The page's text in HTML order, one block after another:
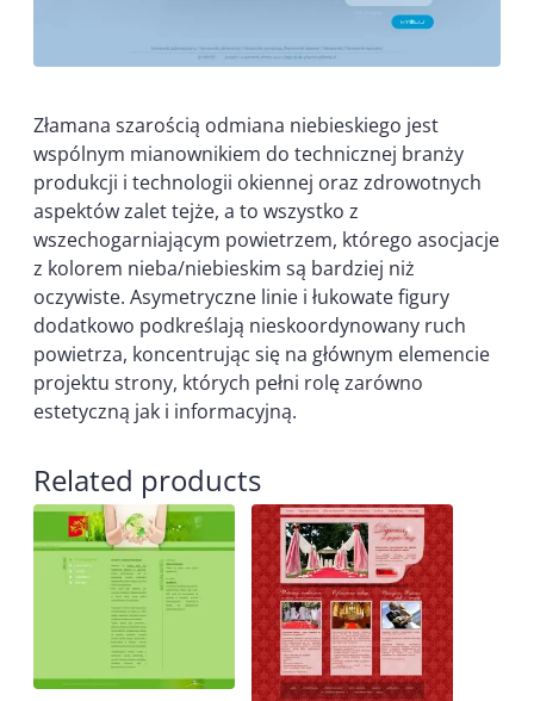
Złamana szarością odmiana niebieskiego jest
wspólnym mianownikiem do technicznej branży
produkcji i technologii okiennej oraz zdrowotnych
aspektów zalet tejże, a to wszystko z
wszechogarniającym powietrzem, którego asocjacje
z kolorem nieba/niebieskim są bardziej niż
oczywiste. Asymetryczne linie i łukowate figury
dodatkowo podkreślają nieskoordynowany ruch
powietrza, koncentrując się na głównym elemencie
projektu strony, których pełni rolę zarówno
estetyczną jak i informacyjną.
Related products